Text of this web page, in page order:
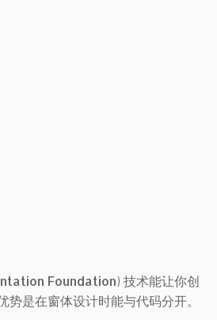
Foundation) 技术能让你创
势是在窗体设计时能与代码分开。